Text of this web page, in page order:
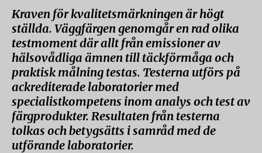
Kraven för kvalitetsmärkningen är högt
ställda. Väggfärgen genomgår en rad olika
testmoment där allt från emissioner av
hälsovådliga ämnen till täckförmåga och
praktisk målning testas. Testerna utförs på
ackrediterade laboratorier med
specialistkompetens inom analys och test av
färgprodukter. Resultaten från testerna
tolkas och betygsätts i samråd med de
utförande laboratorier.